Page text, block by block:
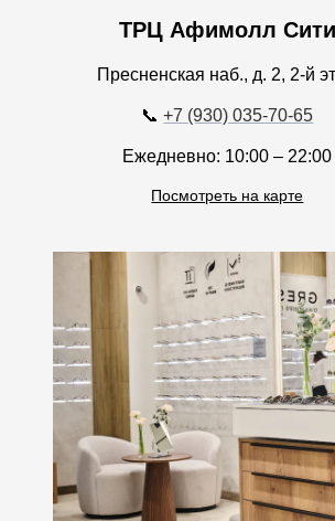
ТРЦ Афимолл Сити
Пресненская наб., д. 2, 2-й
📞+7 (930) 035-70-65
Ежедневно: 10:00 – 22:00
Посмотреть на карте